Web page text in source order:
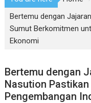
Bertemu dengan
Sumut Berkomitmen
Ekonomi
Bertemu dengan
Nasution
Pengembangan